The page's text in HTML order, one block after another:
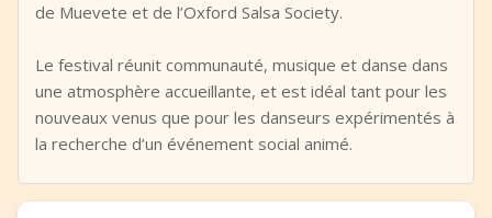
de Muevete et de l’Oxford Salsa Society.
Le festival réunit communauté, musique et danse dans
une atmosphère accueillante, et est idéal tant pour les
nouveaux venus que pour les danseurs expérimentés à
la recherche d’un événement social animé.